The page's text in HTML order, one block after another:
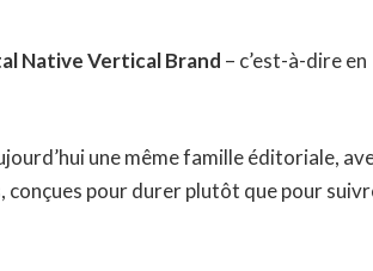
Native Vertical Brand – c’est-à-dire en
une même famille éditoriale,
conçues pour durer plutôt que pour